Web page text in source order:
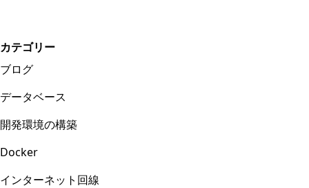
カテゴリー
ブログ
データベース
開発環境の構築
Docker
インターネット回線